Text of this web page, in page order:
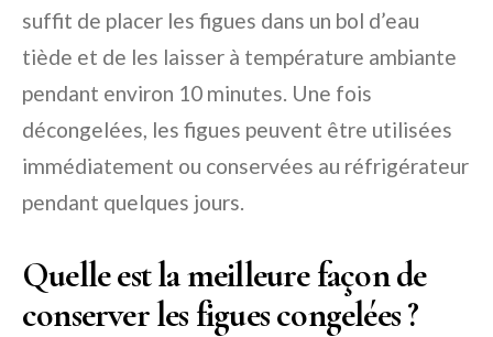
suffit de placer les figues dans un bol d’eau
tiède et de les laisser à température ambiante
pendant environ 10 minutes. Une fois
décongelées, les figues peuvent être utilisées
immédiatement ou conservées au réfrigérateur
pendant quelques jours.
Quelle est la meilleure façon de
conserver les figues congelées ?